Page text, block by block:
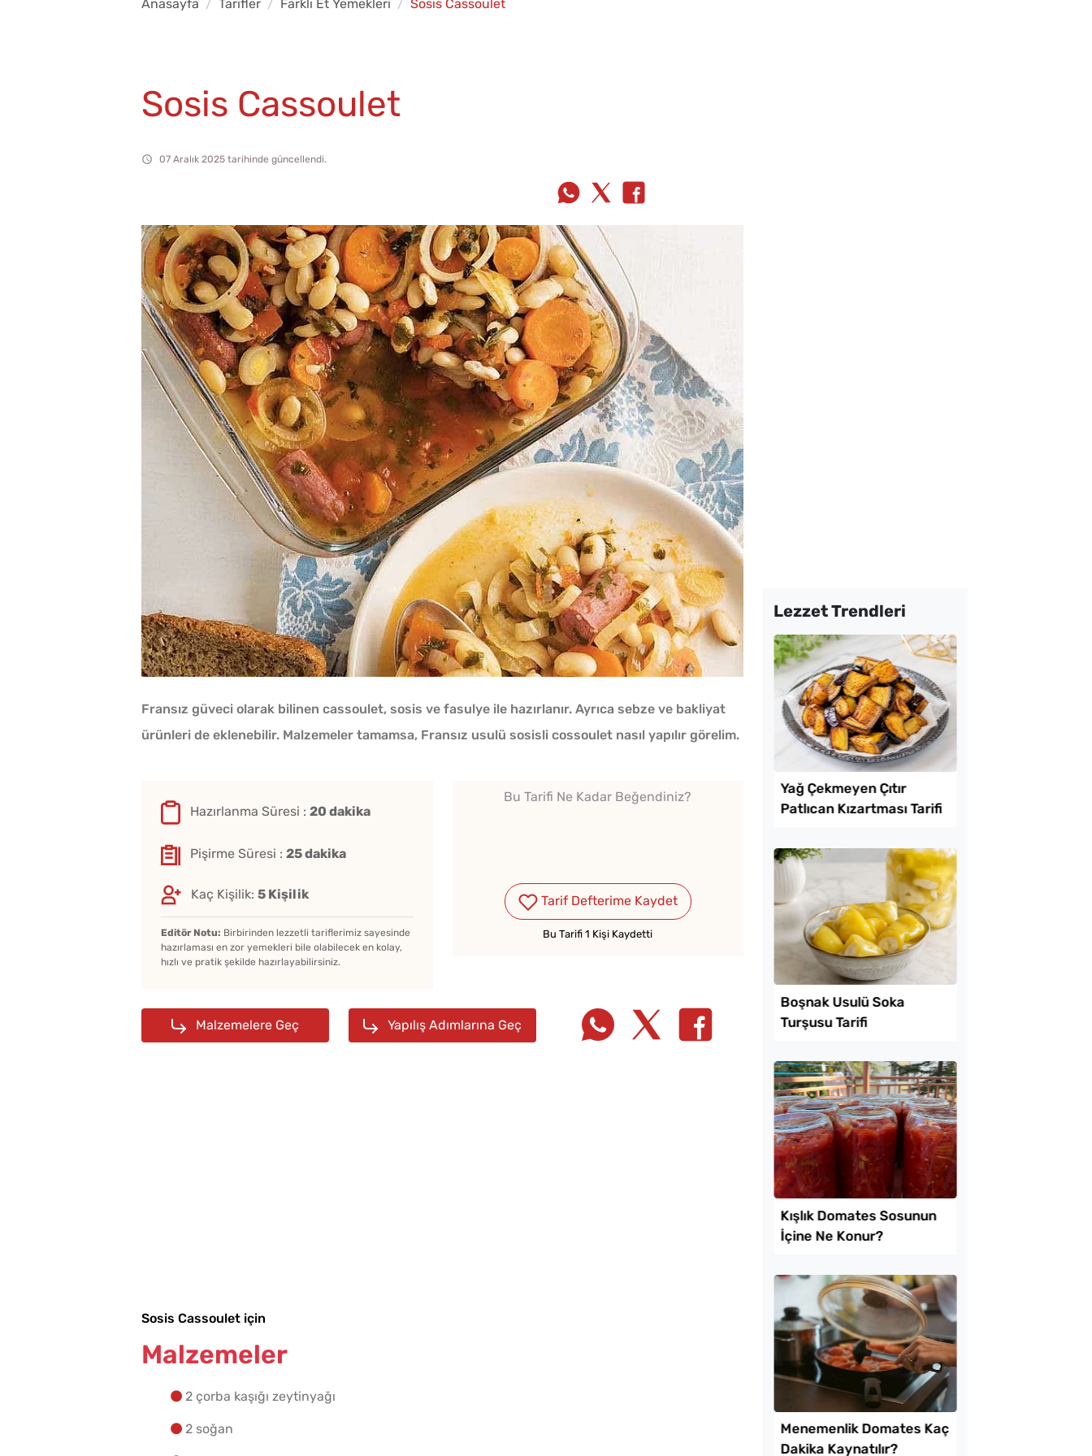
Anasayfa Tarifler Farklı Et Yemekleri Sosis Cassoulet
Sosis Cassoulet
07 Aralık 2025 tarihinde güncellendi.
Fransız güveci olarak bilinen cassoulet, sosis ve fasulye ile hazırlanır. Ayrıca sebze ve bakliyat
ürünleri de eklenebilir. Malzemeler tamamsa, Fransız usulü sosisli cossoulet nasıl yapılır görelim.
Hazırlanma Süresi : 20 dakika
Pişirme Süresi : 25 dakika
Kaç Kişilik: 5 Kişilik
Editör Notu: Birbirinden lezzetli tariflerimiz sayesinde
hazırlaması en zor yemekleri bile olabilecek en kolay,
hızlı ve pratik şekilde hazırlayabilirsiniz.
Bu Tarifi Ne Kadar Beğendiniz?
Tarif Defterime Kaydet
Bu Tarifi 1 Kişi Kaydetti
Malzemelere Geç Yapılış Adımlarına Geç
Lezzet Trendleri
Tarhana Hamuru Kaç Gün
Ev Yapımı Domates Sosu
Soğuk Baklava
Lezzetinde Borcam Tatlısı
Hamur İşi Tarifi Turşusu Tarifi
Sosis Cassoulet için
Malzemeler
2 çorba kaşığı zeytinyağı
2 soğan